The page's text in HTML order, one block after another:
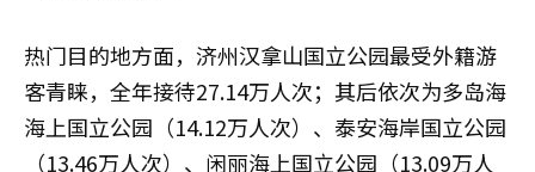
热门目的地方面，济州汉拿山国立公园最受外籍游
客青睐，全年接待27.14万人次；其后依次为多岛海
海上国立公园（14.12万人次）、泰安海岸国立公园
（13.46万人次）、闲丽海上国立公园（13.09万人